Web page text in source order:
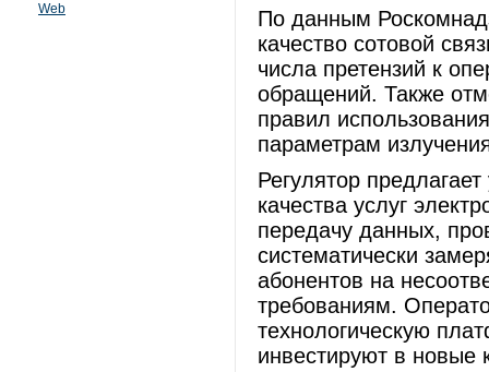
Web
По данным
качество сотовой
числа претензий к
обращений. Также
правил
параметрам
Регулятор
качества услуг
передачу данных,
систематически
абонентов на
требованиям.
технологическую
инвестируют в новые